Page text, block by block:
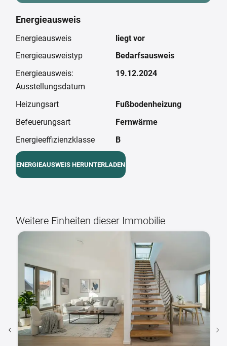
Energieausweis
Energieausweis
liegt vor
Energieausweistyp
Bedarfsausweis
Energieausweis:
Ausstellungsdatum
19.12.2024
Heizungsart
Fußbodenheizung
Befeuerungsart
Fernwärme
Energieeffizienzklasse
B
ENERGIEAUSWEIS HERUNTERLADEN
Weitere Einheiten dieser Immobilie